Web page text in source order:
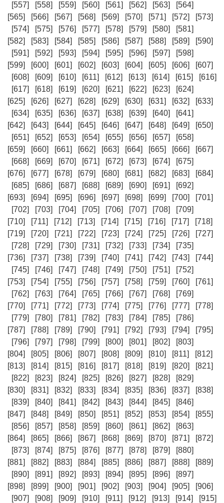
[557]
[558] [559] [560] [561] [562] [563]
[564]
[565]
[566] [567] [568] [569] [570] [571] [572]
[573]
[574]
[575] [576] [577] [578] [579] [580]
[581]
[582]
[583] [584] [585] [586] [587] [588] [589]
[590]
[591]
[592] [593] [594] [595] [596] [597]
[598]
[599]
[600] [601] [602] [603] [604] [605] [606]
[607]
[608]
[609] [610] [611] [612] [613] [614] [615]
[616]
[617]
[618] [619] [620] [621] [622] [623]
[624]
[625]
[626] [627] [628] [629] [630] [631] [632]
[633]
[634]
[635] [636] [637] [638] [639] [640]
[641]
[642]
[643] [644] [645] [646] [647] [648] [649]
[650]
[651]
[652] [653] [654] [655] [656] [657]
[658]
[659]
[660] [661] [662] [663] [664] [665] [666]
[667]
[668]
[669] [670] [671] [672] [673] [674]
[675]
[676]
[677] [678] [679] [680] [681] [682] [683]
[684]
[685]
[686] [687] [688] [689] [690] [691]
[692]
[693]
[694] [695] [696] [697] [698] [699] [700]
[701]
[702]
[703] [704] [705] [706] [707] [708]
[709]
[710]
[711] [712] [713] [714] [715] [716] [717]
[718]
[719]
[720] [721] [722] [723] [724] [725] [726]
[727]
[728]
[729] [730] [731] [732] [733] [734]
[735]
[736]
[737] [738] [739] [740] [741] [742] [743]
[744]
[745]
[746] [747] [748] [749] [750] [751]
[752]
[753]
[754] [755] [756] [757] [758] [759] [760]
[761]
[762]
[763] [764] [765] [766] [767] [768]
[769]
[770]
[771] [772] [773] [774] [775] [776] [777]
[778]
[779]
[780] [781] [782] [783] [784] [785]
[786]
[787]
[788] [789] [790] [791] [792] [793] [794]
[795]
[796]
[797] [798] [799] [800] [801] [802]
[803]
[804]
[805] [806] [807] [808] [809] [810] [811]
[812]
[813]
[814] [815] [816] [817] [818] [819] [820]
[821]
[822]
[823] [824] [825] [826] [827] [828]
[829]
[830]
[831] [832] [833] [834] [835] [836] [837]
[838]
[839]
[840] [841] [842] [843] [844] [845]
[846]
[847]
[848] [849] [850] [851] [852] [853] [854]
[855]
[856]
[857] [858] [859] [860] [861] [862]
[863]
[864]
[865] [866] [867] [868] [869] [870] [871]
[872]
[873]
[874] [875] [876] [877] [878] [879]
[880]
[881]
[882] [883] [884] [885] [886] [887] [888]
[889]
[890]
[891] [892] [893] [894] [895] [896]
[897]
[898]
[899] [900] [901] [902] [903] [904] [905]
[906]
[907]
[908] [909] [910] [911] [912] [913] [914] [915]